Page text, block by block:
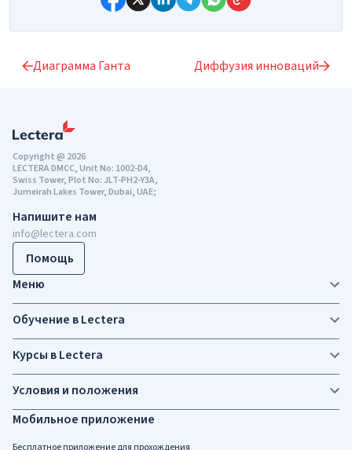
Диаграмма Ганта Диффузия инноваций
Copyright @ 2026
LECTERA DMCC, Unit No: 1002-D4,
Swiss Tower, Plot No: JLT-PH2-Y3A,
Jumeirah Lakes Tower, Dubai, UAE;
Напишите нам
info@lectera.com
Помощь
Меню
Обучение в Lectera
Курсы в Lectera
Условия и положения
Мобильное приложение
Бесплатное приложение для прохождения